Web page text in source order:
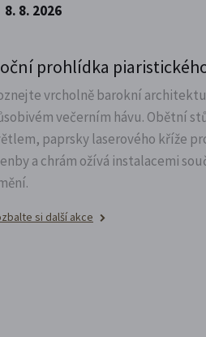
8. 8. 2026
prohlídka
vrcholně barokní
večerním hávu. Obětní
paprsky laserového kříže
a chrám ožívá instalacemi
si další akce